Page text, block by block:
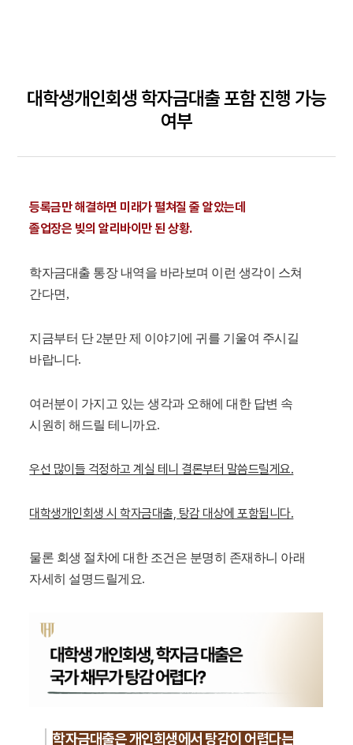
대학생개인회생 학자금대출 포함 진행 가능
여부
등록금만 해결하면 미래가 펼쳐질 줄 알았는데
졸업장은 빚의 알리바이만 된 상황.
학자금대출 통장 내역을 바라보며 이런 생각이 스쳐
간다면,
지금부터 단 2분만 제 이야기에 귀를 기울여 주시길
바랍니다.
여러분이 가지고 있는 생각과 오해에 대한 답변 속
시원히 해드릴 테니까요.
우선 많이들 걱정하고 계실 테니 결론부터 말씀드릴게요.
대학생개인회생 시 학자금대출, 탕감 대상에 포함됩니다.
물론 회생 절차에 대한 조건은 분명히 존재하니 아래
자세히 설명드릴게요.
학자금대출은 개인회생에서 탕감이 어렵다는